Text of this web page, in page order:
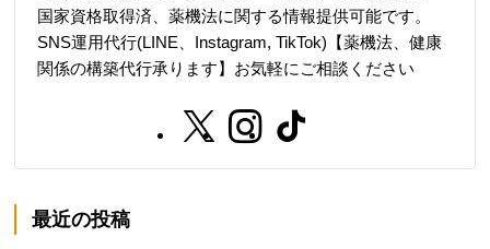
国家資格取得済、薬機法に関する情報提供可能です。
SNS運用代行(LINE、Instagram, TikTok)【薬機法、健康
関係の構築代行承ります】お気軽にご相談ください
最近の投稿